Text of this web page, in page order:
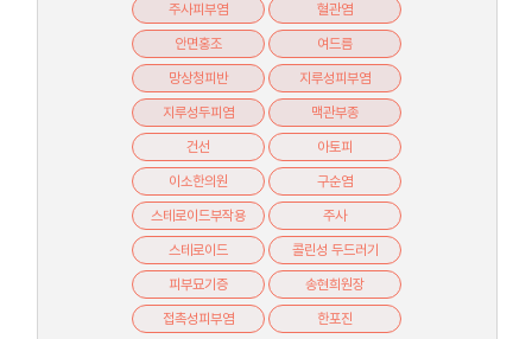
주사피부염 혈관염
안면홍조 여드름
망상청피반 지루성피부염
지루성두피염 맥관부종
건선 아토피
이소한의원 구순염
스테로이드부작용 주사
스테로이드 콜린성 두드러기
피부묘기증 송현희원장
접촉성피부염 한포진